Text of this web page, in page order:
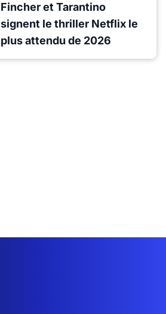
Fincher et Tarantino
signent le thriller Netflix le
plus attendu de 2026